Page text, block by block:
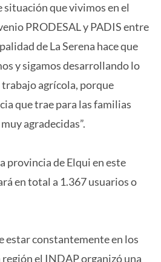
situación que vivimos en el
PRODESAL y PADIS entre
de La Serena hace que
y sigamos desarrollando lo
agrícola, porque
que trae para las familias
agradecidas”.
provincia de Elqui en este
en total a 1.367 usuarios o
estar constantemente en los
el INDAP organizó una